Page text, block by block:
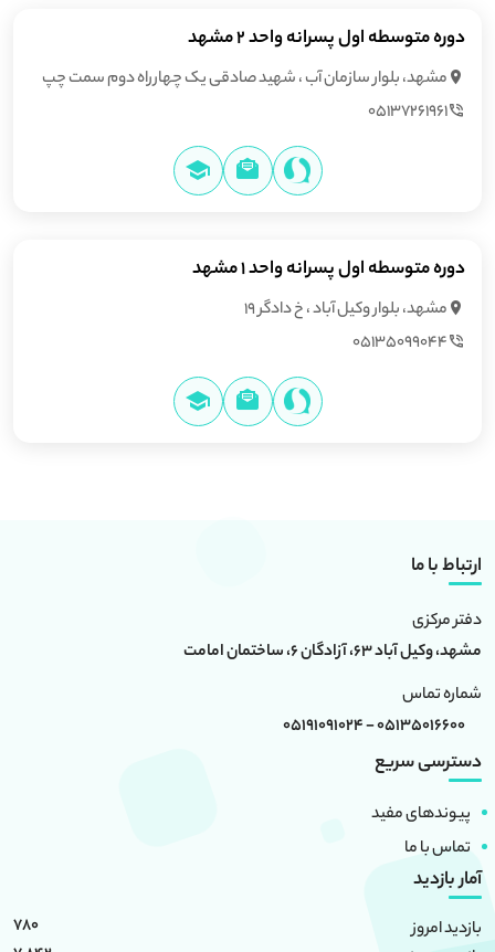
دوره متوسطه اول پسرانه واحد 2 مشهد
مشهد، بلوار سازمان آب ، شهید صادقی یک چهارراه دوم سمت چپ
05137261961
دوره متوسطه اول پسرانه واحد 1 مشهد
مشهد، بلوار وکیل آباد ، خ دادگر 19
05135099044
ارتباط با ما
دفتر مرکزی
مشهد، وکیل آباد 63، آزادگان 6، ساختمان امامت
شماره تماس
05135016600 - 05191091024
دسترسی سریع
پیوندهای مفید
تماس با ما
آمار بازدید
بازدید امروز
780